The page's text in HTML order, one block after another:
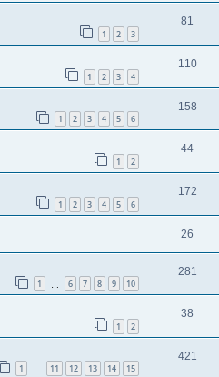
1 2 3
81
1 2 3 4
110
1 2 3 4 5 6
158
1 2
44
1 2 3 4 5 6
172
26
1 6 7 8 9 10
281
1 2
38
1 11 12 13 14 15
421